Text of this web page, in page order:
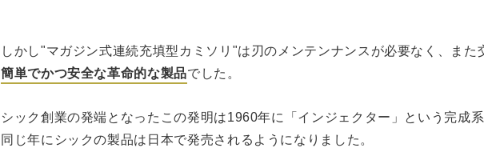
しかし"マガジン式連続充填型カミソリ"は刃のメンテンナンスが必要なく、また
簡単でかつ安全な革命的な製品でした。
シック創業の発端となったこの発明は1960年に「インジェクター」という完成系
同じ年にシックの製品は日本で発売されるようになりました。